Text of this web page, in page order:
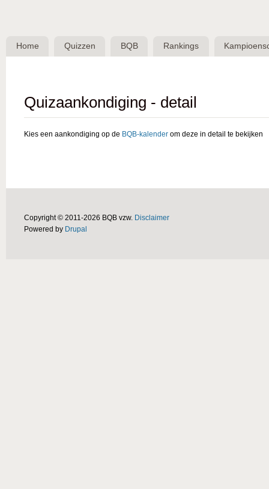
Belgische
QuizBond
Home Quizzen BQB Rankings
Quizaankondiging - detail
Kies een aankondiging op de BQB-kalender om deze in detail te bekijken
Copyright © 2011-2026 BQB vzw. Disclaimer
Powered by Drupal